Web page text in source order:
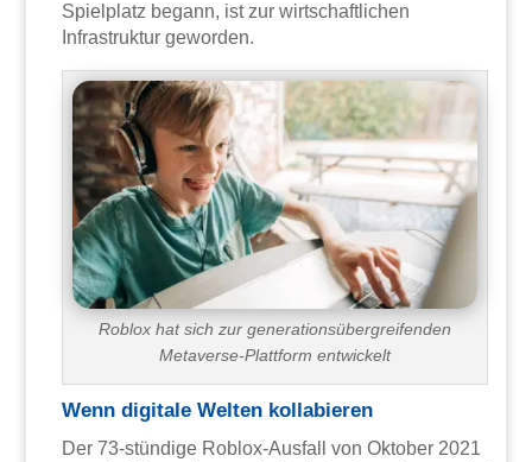
Spielplatz begann, ist zur wirtschaftlichen
Infrastruktur geworden.
Roblox hat sich zur generationsübergreifenden
Metaverse-Plattform entwickelt
Wenn digitale Welten kollabieren
Der 73-stündige Roblox-Ausfall von Oktober 2021